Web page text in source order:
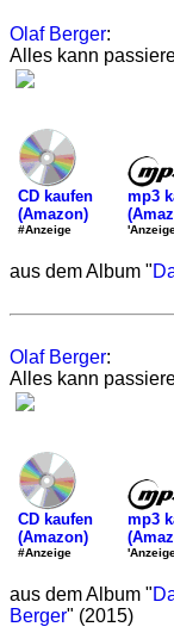
Olaf Berger:
Alles kann
CD kaufen
(Amazon)
#Anzeige
mp3
aus dem Album "
Olaf Berger:
Alles kann
CD kaufen
(Amazon)
#Anzeige
mp3
aus dem Album "
Berger" (2015)